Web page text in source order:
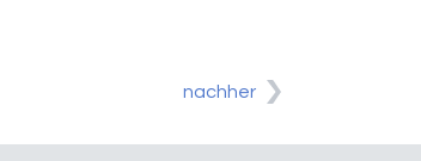
nachher